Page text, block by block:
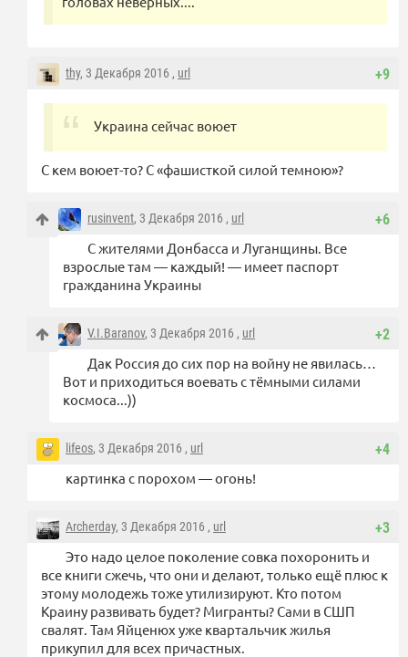
+9
thy, 3 Декабря 2016 , url
Украина сейчас воюет
С кем воюет-то? С «фашисткой силой темною»?
+6
rusinvent, 3 Декабря 2016 , url
С жителями Донбасса и Луганщины. Все
взрослые там — каждый! — имеет паспорт
гражданина Украины
+2
V.I.Baranov, 3 Декабря 2016 , url
Дак Россия до сих пор на войну не явилась…
Вот и приходиться воевать с тёмными силами
космоса...))
+4
lifeos, 3 Декабря 2016 , url
картинка с порохом — огонь!
+3
Archerday, 3 Декабря 2016 , url
Это надо целое поколение совка похоронить и
все книги сжечь, что они и делают, только ещё плюс к
этому молодежь тоже утилизируют. Кто потом
Краину развивать будет? Мигранты? Сами в СШП
свалят. Там Яйценюх уже квартальчик жилья
прикупил для всех причастных.